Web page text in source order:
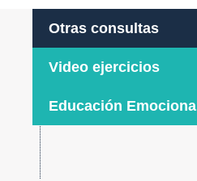
Otras consultas
Video ejercicios
Educación Emocional